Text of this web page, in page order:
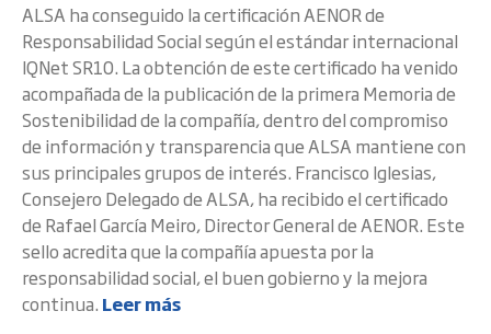
ALSA ha conseguido la certificación AENOR de
Responsabilidad Social según el estándar internacional
IQNet SR10. La obtención de este certificado ha venido
acompañada de la publicación de la primera Memoria de
Sostenibilidad de la compañía, dentro del compromiso
de información y transparencia que ALSA mantiene con
sus principales grupos de interés. Francisco Iglesias,
Consejero Delegado de ALSA, ha recibido el certificado
de Rafael García Meiro, Director General de AENOR. Este
sello acredita que la compañía apuesta por la
responsabilidad social, el buen gobierno y la mejora
continua. Leer más